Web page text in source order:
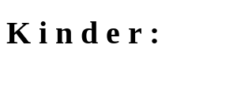
K i n d e r :